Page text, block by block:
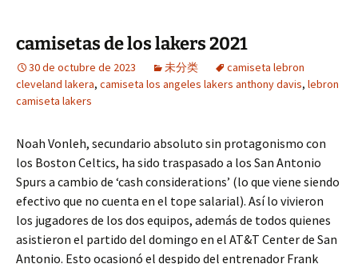
camisetas de los lakers 2021
30 de octubre de 2023 未分类
camiseta lebron
cleveland lakera, camiseta los angeles lakers anthony davis, lebron
camiseta lakers
Noah Vonleh, secundario absoluto sin protagonismo con
los Boston Celtics, ha sido traspasado a los San Antonio
Spurs a cambio de ‘cash considerations’ (lo que viene siendo
efectivo que no cuenta en el tope salarial). Así lo vivieron
los jugadores de los dos equipos, además de todos quienes
asistieron el partido del domingo en el AT&T Center de San
Antonio. Esto ocasionó el despido del entrenador Frank